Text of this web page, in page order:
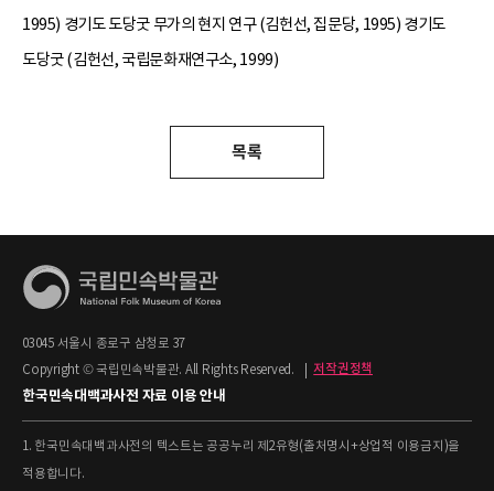
1995) 경기도 도당굿 무가의 현지 연구 (김헌선, 집문당, 1995) 경기도
도당굿 (김헌선, 국립문화재연구소, 1999)
목록
03045 서울시 종로구 삼청로 37
Copyright © 국립민속박물관. All Rights Reserved.
저작권정책
한국민속대백과사전 자료 이용 안내
1. 한국민속대백과사전의 텍스트는 공공누리 제2유형(출처명시+상업적 이용금지)을
적용합니다.